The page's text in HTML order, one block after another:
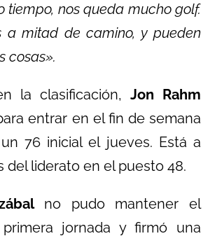
tiempo, nos queda mucho golf.
a mitad de camino, y pueden
cosas».
la clasificación, Jon Rahm
entrar en el fin de semana
76 inicial el jueves. Está a
del liderato en el puesto 48.
no pudo mantener el
jornada y firmó una